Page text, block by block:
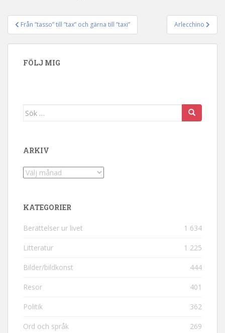
Inläggsnavigering
Från ”tasso” till ”tax” och gärna till ”taxi” Arlecchino
FÖLJ MIG
Sök efter:
ARKIV
Arkiv
KATEGORIER
Berättelser ur livet 1 634
Litteratur 1 225
Bilder/bildkonst 444
Resor 401
Politik 362
Ord och språk 269